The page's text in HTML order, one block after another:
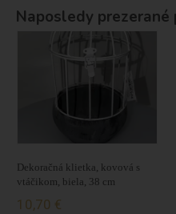
Naposledy prezerané
Dekoračná klietka, kovová s
vtáčikom, biela, 38 cm
10,70 €